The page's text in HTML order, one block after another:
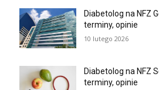
Diabetolog na NFZ
terminy, opinie
10 lutego 2026
Diabetolog na NFZ
terminy, opinie